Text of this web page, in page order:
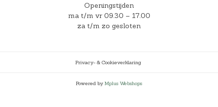
Openingstijden
ma t/m vr 09.30 – 17.00
za t/m zo gesloten
Privacy- & Cookieverklaring
Powered by Mplus Webshops